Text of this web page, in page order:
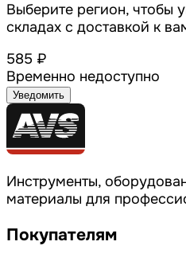
Выберите регион, чтобы
складах с доставкой к
585 ₽
Временно недоступно
Уведомить
Инструменты,
материалы для
Покупателям